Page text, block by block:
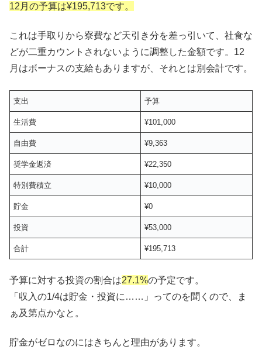
12月の予算は¥195,713です。
これは手取りから寮費など天引き分を差っ引いて、社食な
どが二重カウントされないように調整した金額です。12
月はボーナスの支給もありますが、それとは別会計です。
支出 予算
生活費 ¥101,000
自由費 ¥9,363
奨学金返済 ¥22,350
特別費積立 ¥10,000
貯金 ¥0
投資 ¥53,000
合計 ¥195,713
予算に対する投資の割合は27.1%の予定です。
「収入の1/4は貯金・投資に……」ってのを聞くので、ま
ぁ及第点かなと。
貯金がゼロなのにはきちんと理由があります。